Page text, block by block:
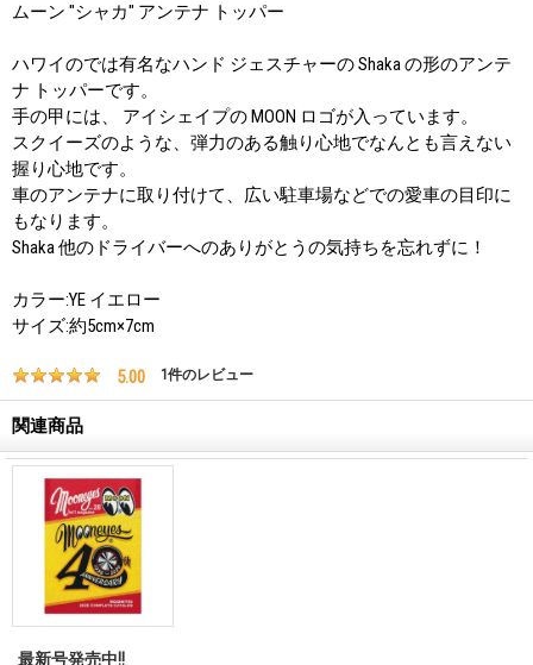
ムーン "シャカ" アンテナ トッパー
ハワイのでは有名なハンド ジェスチャーの Shaka の形のアンテ
ナ トッパーです。
手の甲には、 アイシェイプの MOON ロゴが入っています。
スクイーズのような、弾力のある触り心地でなんとも言えない
握り心地です。
車のアンテナに取り付けて、広い駐車場などでの愛車の目印に
もなります。
Shaka 他のドライバーへのありがとうの気持ちを忘れずに！
カラー:YE イエロー
サイズ:約5cm×7cm
5.00 1件のレビュー
関連商品
最新号発売中!!